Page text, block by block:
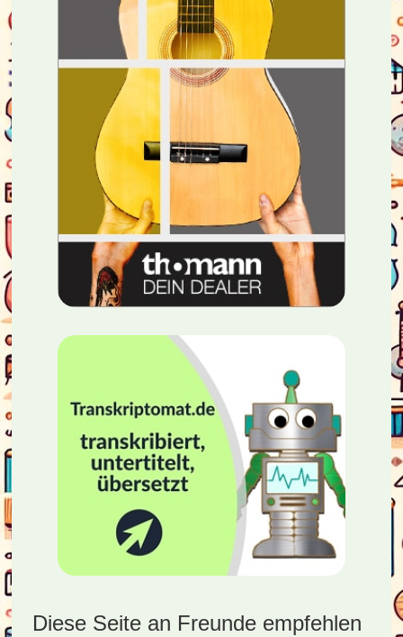
Diese Seite an Freunde empfehlen